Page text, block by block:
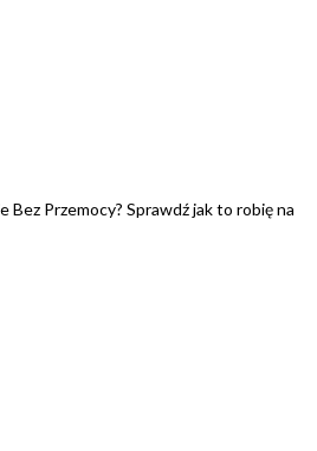
Bez Przemocy? Sprawdź jak to robię na